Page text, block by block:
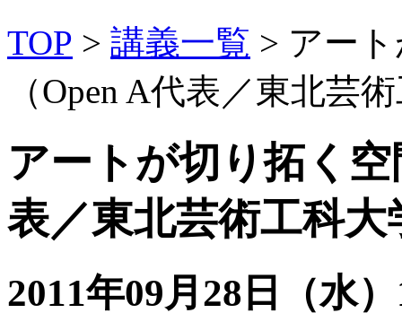
TOP > 講義一覧 > アー
（Open A代表／東北芸
アートが切り拓く
表／東北芸術工科
2011年09月28日（水